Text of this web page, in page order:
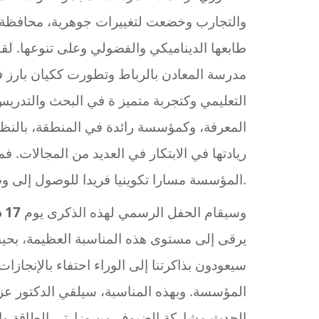
والتجارب وخضعت لتغييرات جوهرية،
طابعها الديناميكي والفضولي وعلى تنوعها.
مدرسة المعادن بالرباط وتطورت ككيان
التعليمي وكتجربة متميز ة في البحث
المعرفة، وكمؤسسة رائدة في المنطقة،
ريادتها في الابتكار في العديد من
المؤسسة مسارا تكوينيا فريدا للوصول إلى وضعها الحالي كمؤسسة معترف بها في التعليم العالي.
وسيقام الحفل الرسمي لهذه الذكرى يوم 17 دجنبر
يرقى إلى مستوى هذه المناسبة العظيمة،
سيعودون بذاكرتنا إلى الوراء احتفاء
المؤسسة. وبهذه المناسبة، سيلقي الدكتور